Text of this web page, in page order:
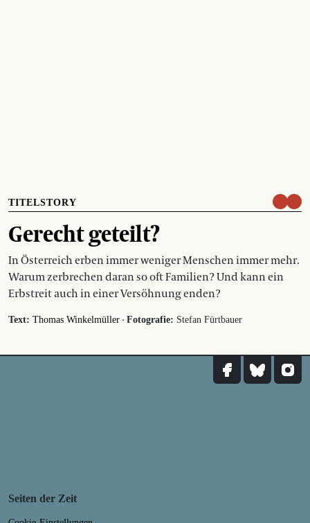
TITELSTORY
Gerecht geteilt?
In Österreich erben immer weniger Menschen immer mehr.
Warum zerbrechen daran so oft Familien? Und kann ein
Erbstreit auch in einer Versöhnung enden?
Text: Thomas Winkelmüller · Fotografie: Stefan Fürtbauer
Seiten der Zeit